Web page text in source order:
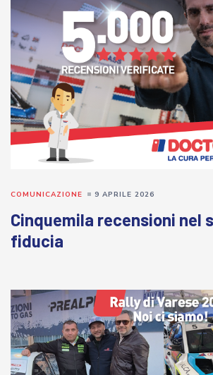
Cinquemila recensioni nel
fiducia
COMUNICAZIONE 9 APRILE 2026